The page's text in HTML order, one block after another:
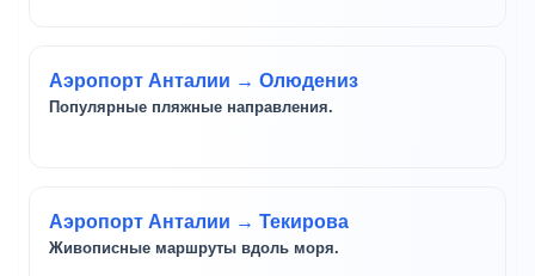
Аэропорт Анталии → Олюдениз
Популярные пляжные направления.
Аэропорт Анталии → Текирова
Живописные маршруты вдоль моря.